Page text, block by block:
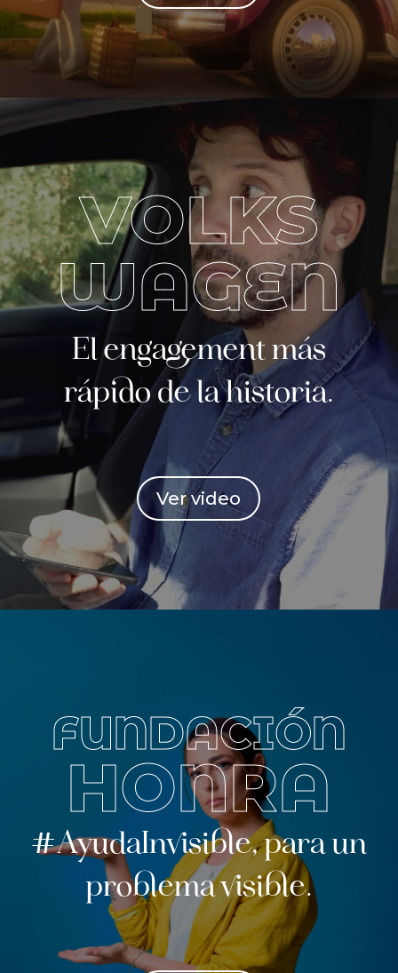
VOLKS
WAGEN
El engagement más
rápido de la historia.
Ver video
FUNDACIÓN
HONRA
#AyudaInvisible, para un
problema visible.